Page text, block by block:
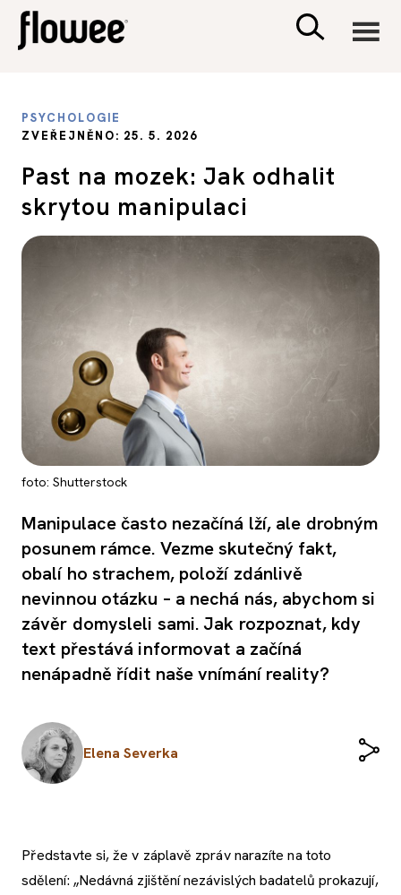
PSYCHOLOGIE
RODINA A DĚTI
PORADNA
PSYCHOLOGIE
ZVEŘEJNĚNO: 25. 5. 2026
Past na mozek: Jak odhalit
skrytou manipulaci
foto: Shutterstock
Manipulace často nezačíná lží, ale drobným
posunem rámce. Vezme skutečný fakt,
obalí ho strachem, položí zdánlivě
nevinnou otázku – a nechá nás, abychom si
závěr domysleli sami. Jak rozpoznat, kdy
text přestává informovat a začíná
nenápadně řídit naše vnímání reality?
Elena Severka
Představte si, že v záplavě zpráv narazíte na toto
sdělení: „Nedávná zjištění nezávislých badatelů prokazují,